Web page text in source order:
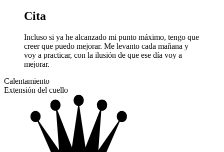
Cita
Incluso si ya he alcanzado mi punto máximo, tengo que
creer que puedo mejorar. Me levanto cada mañana y
voy a practicar, con la ilusión de que ese día voy a
mejorar.
Calentamiento
Extensión del cuello